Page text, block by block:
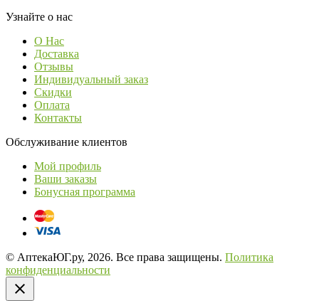
Узнайте о нас
О Нас
Доставка
Отзывы
Индивидуальный заказ
Скидки
Оплата
Контакты
Обслуживание клиентов
Мой профиль
Ваши заказы
Бонусная программа
© АптекаЮГ.ру, 2026. Все права защищены. Политика
конфиденциальности